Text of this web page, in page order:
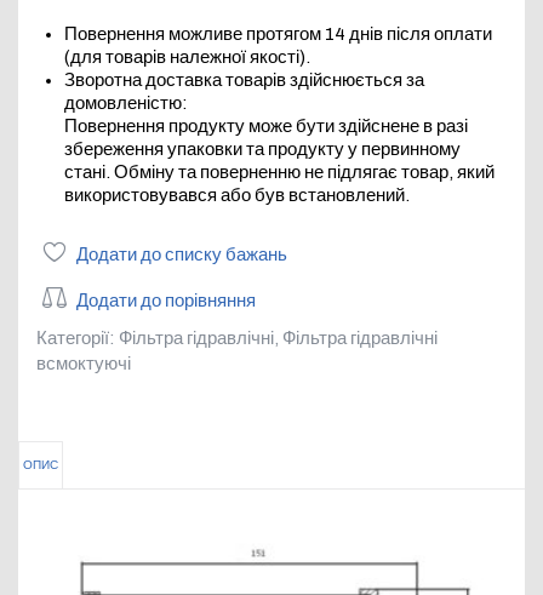
Повернення можливе протягом 14 днів після оплати
(для товарів належної якості).
Зворотна доставка товарів здійснюється за
домовленістю:
Повернення продукту може бути здійснене в разі
збереження упаковки та продукту у первинному
стані. Обміну та поверненню не підлягає товар, який
використовувався або був встановлений.
Додати до списку бажань
Додати до порівняння
Категорії: Фільтра гідравлічні, Фільтра гідравлічні
всмоктуючі
ОПИС